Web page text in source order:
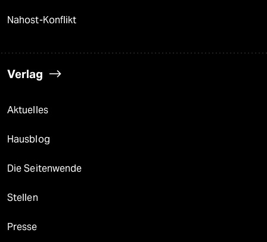
Nahost-Konflikt
Verlag
Aktuelles
Hausblog
Die Seitenwende
Stellen
Presse